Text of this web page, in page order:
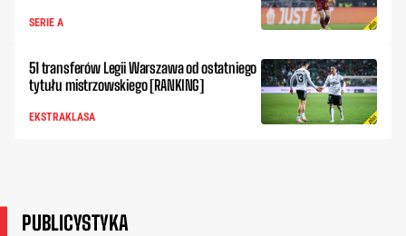
SERIE A
51 transferów Legii Warszawa od ostatniego
tytułu mistrzowskiego [RANKING]
EKSTRAKLASA
PUBLICYSTYKA